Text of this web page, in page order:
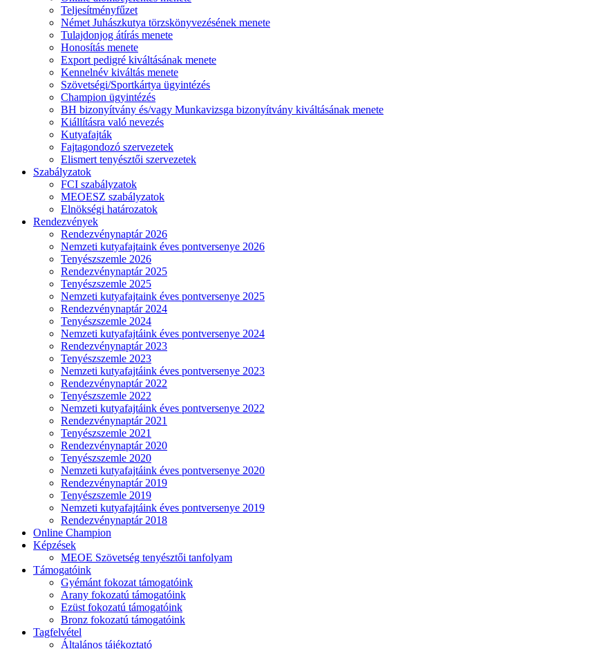
Teljesítményfűzet
Német Juhászkutya törzskönyvezésének menete
Tulajdonjog átírás menete
Honosítás menete
Export pedigré kiváltásának menete
Kennelnév kiváltás menete
Szövetségi/Sportkártya ügyintézés
Champion ügyintézés
BH bizonyítvány és/vagy Munkavizsga bizonyítvány kiváltásának menete
Kiállításra való nevezés
Kutyafajták
Fajtagondozó szervezetek
Elismert tenyésztői szervezetek
Szabályzatok
FCI szabályzatok
MEOESZ szabályzatok
Elnökségi határozatok
Rendezvények
Rendezvénynaptár 2026
Nemzeti kutyafajtaink éves pontversenye 2026
Tenyészszemle 2026
Rendezvénynaptár 2025
Tenyészszemle 2025
Nemzeti kutyafajtaink éves pontversenye 2025
Rendezvénynaptár 2024
Tenyészszemle 2024
Nemzeti kutyafajtáink éves pontversenye 2024
Rendezvénynaptár 2023
Tenyészszemle 2023
Nemzeti kutyafajtáink éves pontversenye 2023
Rendezvénynaptár 2022
Tenyészszemle 2022
Nemzeti kutyafajtáink éves pontversenye 2022
Rendezvénynaptár 2021
Tenyészszemle 2021
Rendezvénynaptár 2020
Tenyészszemle 2020
Nemzeti kutyafajtáink éves pontversenye 2020
Rendezvénynaptár 2019
Tenyészszemle 2019
Nemzeti kutyafajtáink éves pontversenye 2019
Rendezvénynaptár 2018
Online Champion
Képzések
MEOE Szövetség tenyésztői tanfolyam
Támogatóink
Gyémánt fokozat támogatóink
Arany fokozatú támogatóink
Ezüst fokozatú támogatóink
Bronz fokozatú támogatóink
Tagfelvétel
Általános tájékoztató